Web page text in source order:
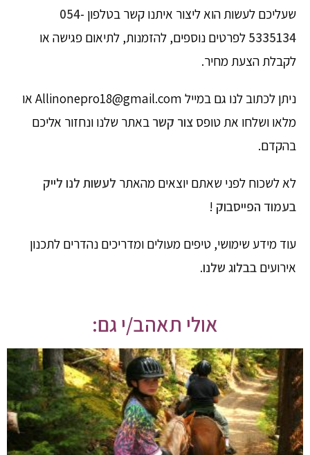
שעליכם לעשות הוא ליצור איתנו קשר בטלפון 054-
5335134 לפרטים נוספים, להזמנות, לתיאום פגישה או
לקבלת הצעת מחיר.
ניתן לכתוב לנו גם במייל Allinonepro18@gmail.com או
מלאו ושלחו את טופס צור קשר באתר שלנו ונחזור אליכם
בהקדם.
לא לשכוח לפני שאתם יוצאים מהאתר לעשות לנו לייק
בעמוד הפייסבוק !
עוד מידע שימושי, טיפים מעולים ומדריכים נהדרים לתכנון
אירועים בבלוג שלנו.
אולי תאהב/י גם: